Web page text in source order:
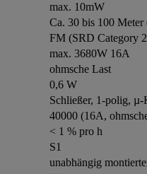
max. 10mW
Ca. 30 bis 100 Meter
FM (SRD Category
max. 3680W 16A
ohmsche Last
0,6 W
Schließer, 1-polig,
40000 (16A,
< 1 % pro h
S1
unabhängig